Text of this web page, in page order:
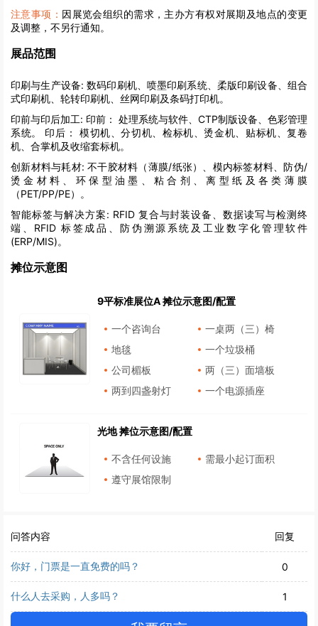
注意事项： 因展览会组织的需求，主办方有权对展期及地点的变更
及调整，不另行通知。
展品范围
印刷与生产设备: 数码印刷机、喷墨印刷系统、柔版印刷设备、组合
式印刷机、轮转印刷机、丝网印刷及条码打印机。
印前与印后加工: 印前： 处理系统与软件、CTP制版设备、色彩管理
系统。 印后： 模切机、分切机、检标机、烫金机、贴标机、复卷
机、合掌机及收缩套标机。
创新材料与耗材: 不干胶材料（薄膜/纸张）、模内标签材料、防伪/
烫金材料、环保型油墨、粘合剂、离型纸及各类薄膜
（PET/PP/PE）。
智能标签与解决方案: RFID 复合与封装设备、数据读写与检测终
端、RFID 标签成品、防伪溯源系统及工业数字化管理软件
(ERP/MIS)。
摊位示意图
9平标准展位A 摊位示意图/配置
一个咨询台
一桌两（三）椅
地毯
一个垃圾桶
公司楣板
两（三）面墙板
两到四盏射灯
一个电源插座
光地 摊位示意图/配置
不含任何设施
需最小起订面积
遵守展馆限制
问答内容 回复
你好，门票是一直免费的吗？ 0
什么人去采购，人多吗？ 1